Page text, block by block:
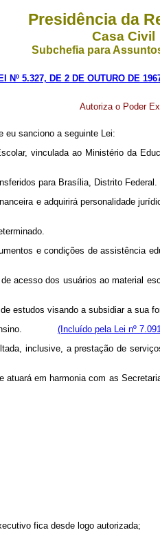
Presidência da
Casa Civil
Subchefia para
Nº 5.327, DE 2 DE OUTURO DE
Autoriza o Poder
eu sanciono a seguinte Lei:
vinculada ao Ministério da
para Brasília, Distrito Federal.
e adquirirá personalidade
e condições de assistência
de acesso dos usuários ao
de estudos visando a subsidiar a
de ensino. (Incluído pela Lei nº
inclusive, a prestação
atuará em harmonia com as
fica desde logo autorizada;